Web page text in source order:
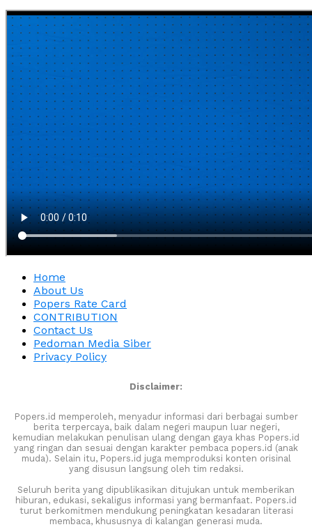
Home
About Us
Popers Rate Card
CONTRIBUTION
Contact Us
Pedoman Media Siber
Privacy Policy
Disclaimer:
Popers.id memperoleh, menyadur informasi dari berbagai sumber
berita terpercaya, baik dalam negeri maupun luar negeri,
kemudian melakukan penulisan ulang dengan gaya khas Popers.id
yang ringan dan sesuai dengan karakter pembaca popers.id (anak
muda). Selain itu, Popers.id juga memproduksi konten orisinal
yang disusun langsung oleh tim redaksi.
Seluruh berita yang dipublikasikan ditujukan untuk memberikan
hiburan, edukasi, sekaligus informasi yang bermanfaat. Popers.id
turut berkomitmen mendukung peningkatan kesadaran literasi
membaca, khususnya di kalangan generasi muda.